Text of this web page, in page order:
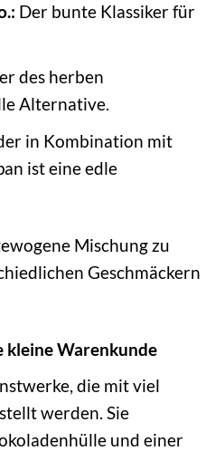
Der bunte Klassiker für
des herben
Alternative.
in Kombination mit
ist eine edle
Mischung zu
Geschmäckern
kleine Warenkunde
die mit viel
werden. Sie
und einer